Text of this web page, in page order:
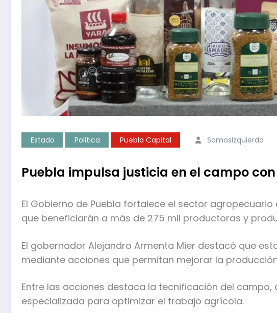
Estado Politica Puebla Capital SomosIzquierda
Puebla impulsa justicia en el campo
El Gobierno de Puebla fortalece el sector
que beneficiarán a más de 275 mil productoras y
El gobernador Alejandro Armenta Mier destacó que
mediante acciones que permitan mejorar la
Entre las acciones destaca la tecnificación del
especializada para optimizar el trabajo agrícola.